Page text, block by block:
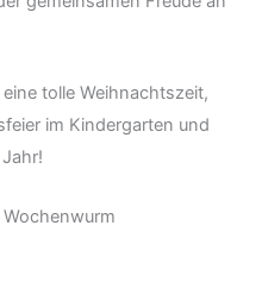
tolle Weihnachtszeit,
im Kindergarten und
Wochenwurm